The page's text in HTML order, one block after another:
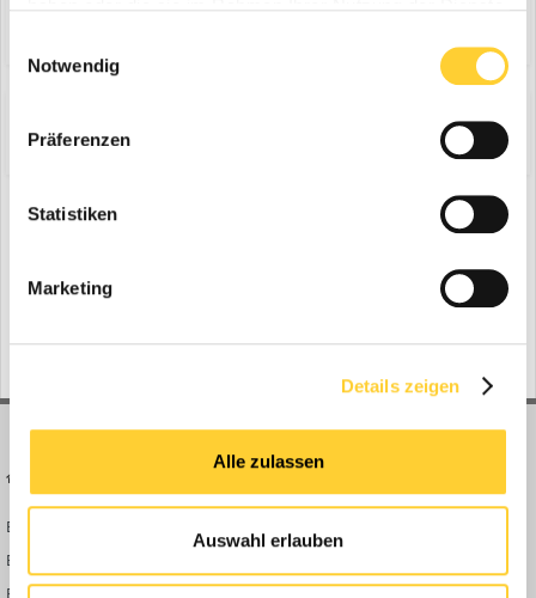
Notwendig
Präferenzen
Statistiken
Marketing
Details zeigen
Alle zulassen
Auswahl erlauben
Share
Zur Themenübersicht
Gerade aktiv
Bauforum24 News
Bauforum24 TV
BF24 Mediathek
Passwort vergessen?